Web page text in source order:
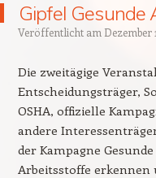
Gipfel Gesunde
Veröffentlicht am Dezember
Die zweitägige
Entscheidungsträger,
OSHA, offizielle
andere
der Kampagne
Arbeitsstoffe erkennen